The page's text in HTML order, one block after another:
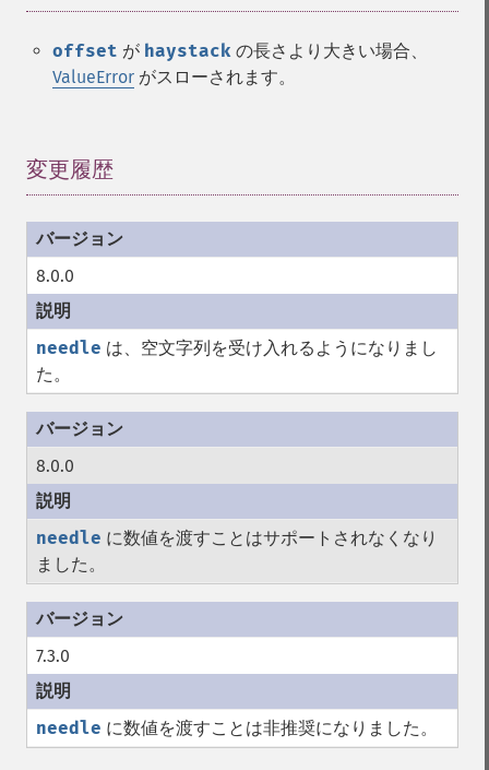
offset が haystack の長さより大きい場合、
ValueError がスローされます。
変更履歴
8.0.0
needle は、空文字列を受け入れるようになりまし
た。
8.0.0
needle に数値を渡すことはサポートされなくなり
ました。
7.3.0
needle に数値を渡すことは非推奨になりました。